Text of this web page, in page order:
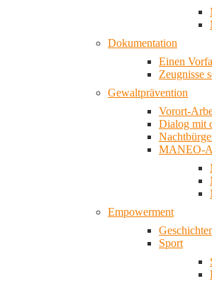
Dokumentation
Einen
Zeugnisse
Gewaltprävention
Vorort-
Dialog mit
MANEO-
Empowerment
Sport